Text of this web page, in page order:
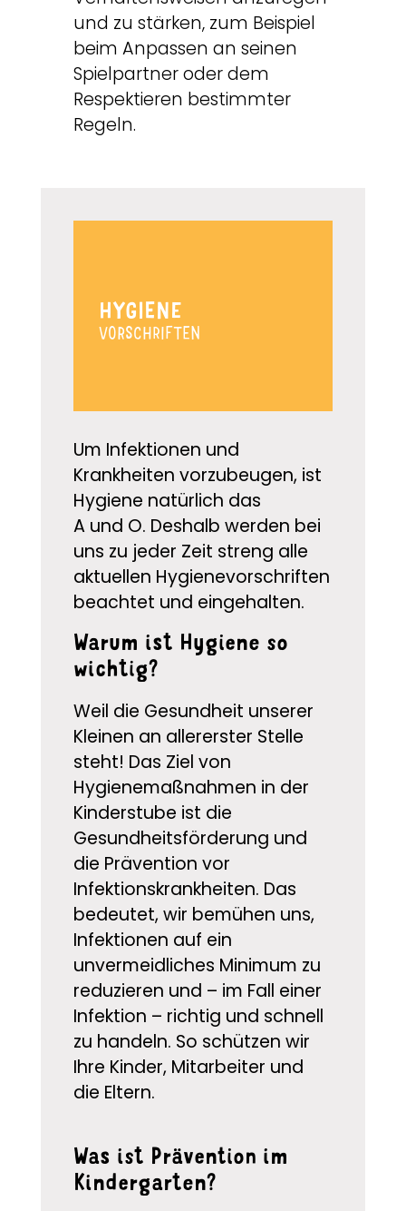
und zu stärken, zum Beispiel
beim Anpassen an seinen
Spielpartner oder dem
Respektieren bestimmter
Regeln.
HYGIENE
VORSCHRIFTEN
Um Infektionen und
Krankheiten vorzubeugen, ist
Hygiene natürlich das
A und O. Deshalb werden bei
uns zu jeder Zeit streng alle
aktuellen Hygienevorschriften
beachtet und eingehalten.
Warum ist Hygiene so
wichtig?
Weil die Gesundheit unserer
Kleinen an allererster Stelle
steht! Das Ziel von
Hygienemaßnahmen in der
Kinderstube ist die
Gesundheitsförderung und
die Prävention vor
Infektionskrankheiten. Das
bedeutet, wir bemühen uns,
Infektionen auf ein
unvermeidliches Minimum zu
reduzieren und – im Fall einer
Infektion – richtig und schnell
zu handeln. So schützen wir
Ihre Kinder, Mitarbeiter und
die Eltern.
Was ist Prävention im
Kindergarten?